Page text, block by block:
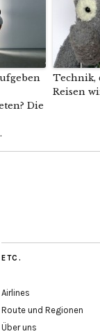
Die
Technik,
Reisen
ETC.
Airlines
Route und Regionen
Über uns